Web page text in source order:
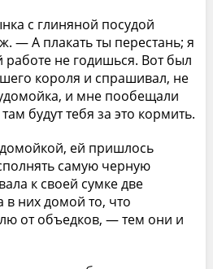
с глиняной посудой
— А плакать ты перестань; я
не годишься. Вот был
короля и спрашивал, не
и мне пообещали
будут тебя за это кормить.
ей пришлось
самую черную
к своей сумке две
них домой то, что
от объедков, — тем они и